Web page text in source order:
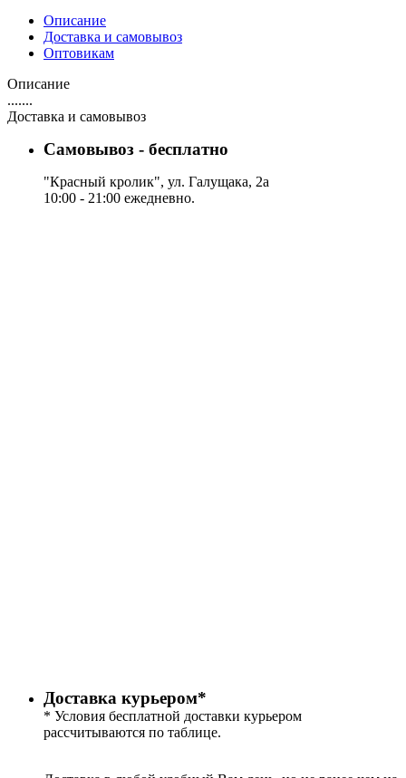
Описание
Доставка и самовывоз
Оптовикам
Описание
.......
Доставка и самовывоз
Самовывоз - бесплатно
"Красный кролик", ул. Галущака, 2а
10:00 - 21:00 ежедневно.
Доставка курьером*
* Условия бесплатной доставки курьером
рассчитываются по таблице.